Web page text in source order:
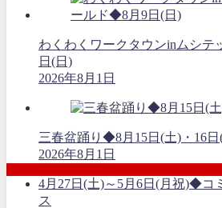
わくわくワークタウンinムシ
日(日)
2026年8月1日
三春盆踊り◆8月15日(土)・16日
2026年8月1日
4月27日(土)～5月6日(月祝)◆コ
ス